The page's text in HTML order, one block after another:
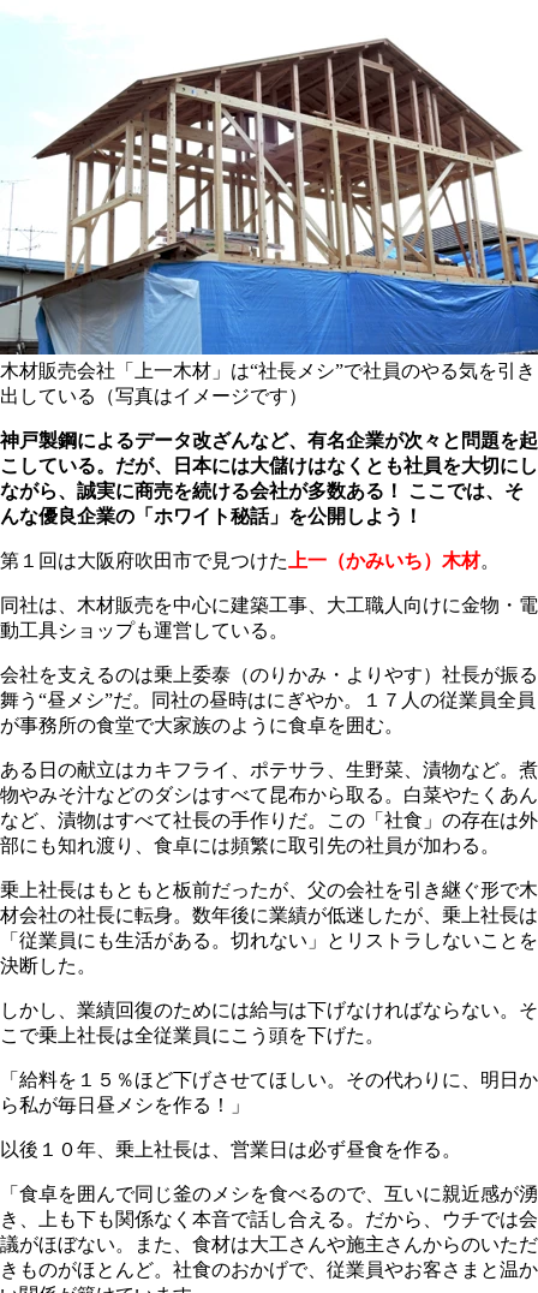
木材販売会社「上一木材」は“社長メシ”で社員のやる気を引き
出している（写真はイメージです）
神戸製鋼によるデータ改ざんなど、有名企業が次々と問題を起
こしている。だが、日本には大儲けはなくとも社員を大切にし
ながら、誠実に商売を続ける会社が多数ある！ ここでは、そ
んな優良企業の「ホワイト秘話」を公開しよう！
第１回は大阪府吹田市で見つけた 上一（かみいち）木材。
同社は、木材販売を中心に建築工事、大工職人向けに金物・電
動工具ショップも運営している。
会社を支えるのは乗上委泰（のりかみ・よりやす）社長が振る
舞う“昼メシ”だ。同社の昼時はにぎやか。１７人の従業員全員
が事務所の食堂で大家族のように食卓を囲む。
ある日の献立はカキフライ、ポテサラ、生野菜、漬物など。煮
物やみそ汁などのダシはすべて昆布から取る。白菜やたくあん
など、漬物はすべて社長の手作りだ。この「社食」の存在は外
部にも知れ渡り、食卓には頻繁に取引先の社員が加わる。
乗上社長はもともと板前だったが、父の会社を引き継ぐ形で木
材会社の社長に転身。数年後に業績が低迷したが、乗上社長は
「従業員にも生活がある。切れない」とリストラしないことを
決断した。
しかし、業績回復のためには給与は下げなければならない。そ
こで乗上社長は全従業員にこう頭を下げた。
「給料を１５％ほど下げさせてほしい。その代わりに、明日か
ら私が毎日昼メシを作る！」
以後１０年、乗上社長は、営業日は必ず昼食を作る。
「食卓を囲んで同じ釜のメシを食べるので、互いに親近感が湧
き、上も下も関係なく本音で話し合える。だから、ウチでは会
議がほぼない。また、食材は大工さんや施主さんからのいただ
きものがほとんど。社食のおかげで、従業員やお客さまと温か